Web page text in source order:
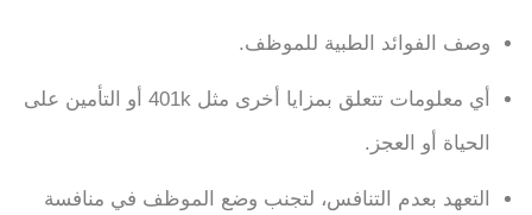
وصف الفوائد الطبية للموظف.
أي معلومات تتعلق بمزايا أخرى مثل 401k أو التأمين على
الحياة أو العجز.
التعهد بعدم التنافس، لتجنب وضع الموظف في منافسة